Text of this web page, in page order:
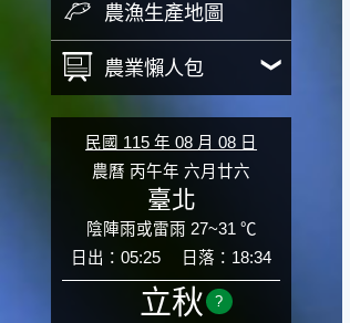
農漁生產地圖
農業懶人包
民國 115 年 08 月 08 日
農曆 丙午年 六月廿六
臺北
陰陣雨或雷雨 27~31 ℃
日出：05:25
日落：18:34
立秋 ?